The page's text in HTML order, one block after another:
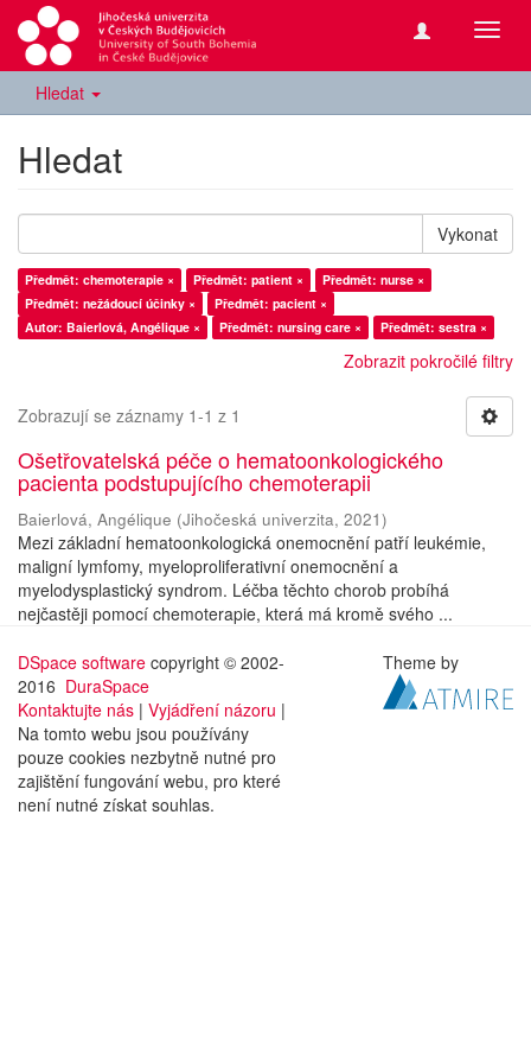
Hledat
Hledat
Vykonat
Předmět: chemoterapie × Předmět: patient ×
Předmět: nurse ×
Předmět: nežádoucí účinky ×
Předmět: pacient ×
Autor: Baierlová, Angélique ×
Předmět: nursing care × Předmět: sestra ×
Zobrazit pokročilé filtry
Zobrazují se záznamy 1-1 z 1
Ošetřovatelská péče o hematoonkologického
pacienta podstupujícího chemoterapii
Baierlová, Angélique (Jihočeská univerzita, 2021)
Mezi základní hematoonkologická onemocnění patří leukémie,
maligní lymfomy, myeloproliferativní onemocnění a
myelodysplastický syndrom. Léčba těchto chorob probíhá
nejčastěji pomocí chemoterapie, která má kromě svého ...
DSpace software copyright © 2002-
2016 DuraSpace
Kontaktujte nás | Vyjádření názoru |
Na tomto webu jsou používány
pouze cookies nezbytně nutné pro
zajištění fungování webu, pro které
není nutné získat souhlas.
Theme by